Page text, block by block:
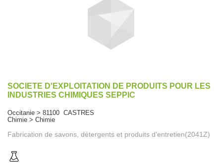
SOCIETE D'EXPLOITATION DE PRODUITS POUR LES
INDUSTRIES CHIMIQUES SEPPIC
Occitanie > 81100 CASTRES
Chimie > Chimie
Fabrication de savons, détergents et produits d'entretien(2041Z)